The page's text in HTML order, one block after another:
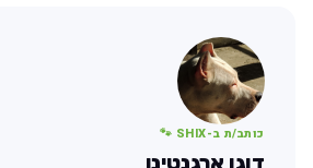
כותב/ת ב-SHIX 🐾
דוגו ארגנטינו